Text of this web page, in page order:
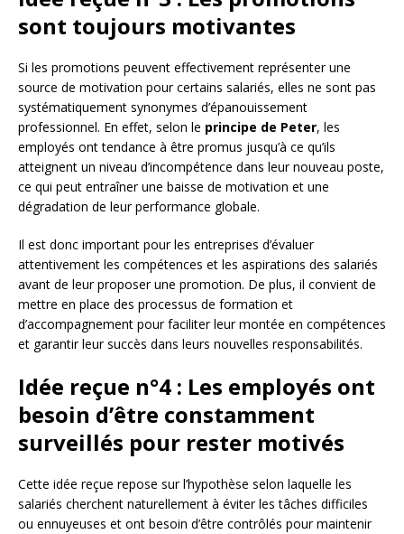
sont toujours motivantes
Si les promotions peuvent effectivement représenter une
source de motivation pour certains salariés, elles ne sont pas
systématiquement synonymes d’épanouissement
professionnel. En effet, selon le principe de Peter, les
employés ont tendance à être promus jusqu’à ce qu’ils
atteignent un niveau d’incompétence dans leur nouveau poste,
ce qui peut entraîner une baisse de motivation et une
dégradation de leur performance globale.
Il est donc important pour les entreprises d’évaluer
attentivement les compétences et les aspirations des salariés
avant de leur proposer une promotion. De plus, il convient de
mettre en place des processus de formation et
d’accompagnement pour faciliter leur montée en compétences
et garantir leur succès dans leurs nouvelles responsabilités.
Idée reçue n°4 : Les employés ont
besoin d’être constamment
surveillés pour rester motivés
Cette idée reçue repose sur l’hypothèse selon laquelle les
salariés cherchent naturellement à éviter les tâches difficiles
ou ennuyeuses et ont besoin d’être contrôlés pour maintenir